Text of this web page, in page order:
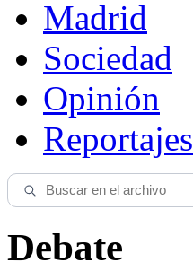
Madrid
Sociedad
Opinión
Reportajes
Debate